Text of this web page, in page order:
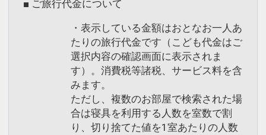
■ ご旅行代金について
・表示している金額はおとなお一人あ
たりの旅行代金です（こども代金はご
選択内容の確認画面に表示されま
す）。消費税等諸税、サービス料を含
みます。
ただし、複数のお部屋で検索された場
合は寝具を利用する人数を室数で割
り、切り捨てた値を1室あたりの人数